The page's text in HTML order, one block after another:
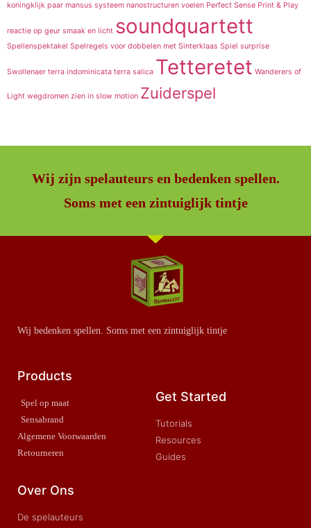
koningklijk paar mansus systeem nanostructuren voelen Perfect Sense Print & Play
reactie op geur smaak en licht soundquartett
Spellenspektakel Spelregels voor dobbelen met Sinterklaas Spiel surprise
Swollenaer terra indominicata terra salica Tetteretet Wanderers of
Light wegdromen zien in slow motion Zuiderspel
Wij zijn spelauteurs en bedenken spellen.
Soms met een zintuiglijk tintje
Wij bedenken spellen. Soms met een zintuiglijk tintje
Products
Spel op maat
Sensabrand
Algemene Voorwaarden
Retourneren
Get Started
Tutorials
Resources
Guides
Over Ons
De spelauteurs